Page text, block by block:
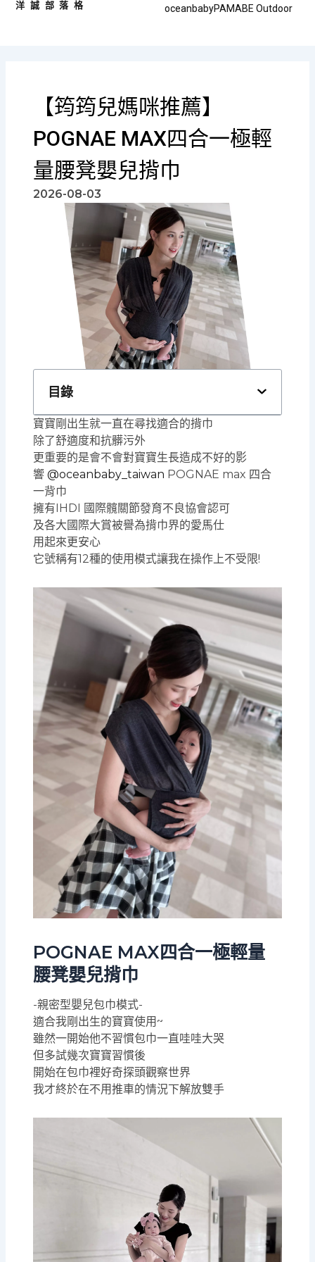
洋誠部落格 oceanbabyPAMABE Outdoor
【筠筠兒媽咪推薦】
POGNAE MAX四合一極輕
量腰凳嬰兒揹巾
2026-08-03
目錄
寶寶剛出生就一直在尋找適合的揹巾
除了舒適度和抗髒污外
更重要的是會不會對寶寶生長造成不好的影
響@oceanbaby_taiwan POGNAE max 四合
一背巾
擁有IHDI 國際髖關節發育不良協會認可
及各大國際大賞被譽為揹巾界的愛馬仕
用起來更安心
它號稱有12種的使用模式讓我在操作上不受限!
POGNAE MAX四合一極輕量
腰凳嬰兒揹巾
-親密型嬰兒包巾模式-
適合我剛出生的寶寶使用~
雖然一開始他不習慣包巾一直哇哇大哭
但多試幾次寶寶習慣後
開始在包巾裡好奇探頭觀察世界
我才終於在不用推車的情況下解放雙手